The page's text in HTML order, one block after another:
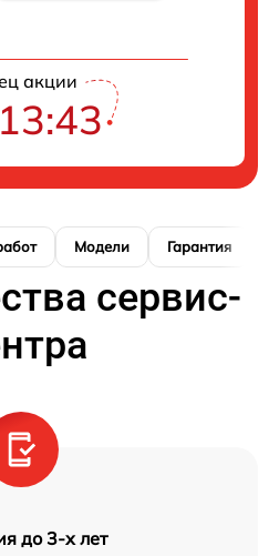
акции
Модели Гарантия
сервис-
до 3-х лет